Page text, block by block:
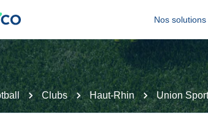
Nos solutions
Clubs Haut-Rhin Union